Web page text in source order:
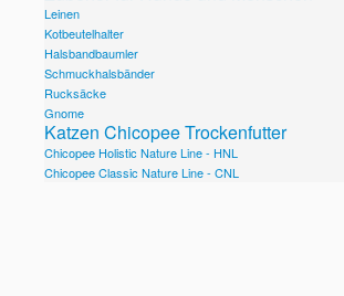
Leinen
Kotbeutelhalter
Halsbandbaumler
Schmuckhalsbänder
Rucksäcke
Gnome
Katzen Chicopee Trockenfutter
Chicopee Holistic Nature Line - HNL
Chicopee Classic Nature Line - CNL